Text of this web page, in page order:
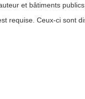
et bâtiments
requise. Ceux-ci sont